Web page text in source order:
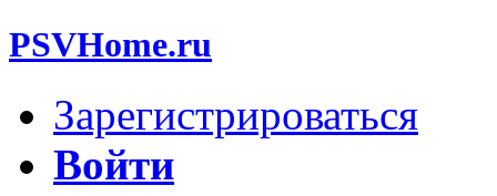
PSVHome.ru
Зарегистрироваться
Войти